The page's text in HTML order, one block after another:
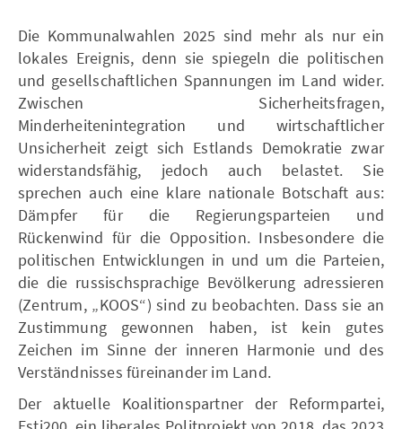
Die Kommunalwahlen 2025 sind mehr als nur ein
lokales Ereignis, denn sie spiegeln die politischen
und gesellschaftlichen Spannungen im Land wider.
Zwischen Sicherheitsfragen,
Minderheitenintegration und wirtschaftlicher
Unsicherheit zeigt sich Estlands Demokratie zwar
widerstandsfähig, jedoch auch belastet. Sie
sprechen auch eine klare nationale Botschaft aus:
Dämpfer für die Regierungsparteien und
Rückenwind für die Opposition. Insbesondere die
politischen Entwicklungen in und um die Parteien,
die die russischsprachige Bevölkerung adressieren
(Zentrum, „KOOS“) sind zu beobachten. Dass sie an
Zustimmung gewonnen haben, ist kein gutes
Zeichen im Sinne der inneren Harmonie und des
Verständnisses füreinander im Land.
Der aktuelle Koalitionspartner der Reformpartei,